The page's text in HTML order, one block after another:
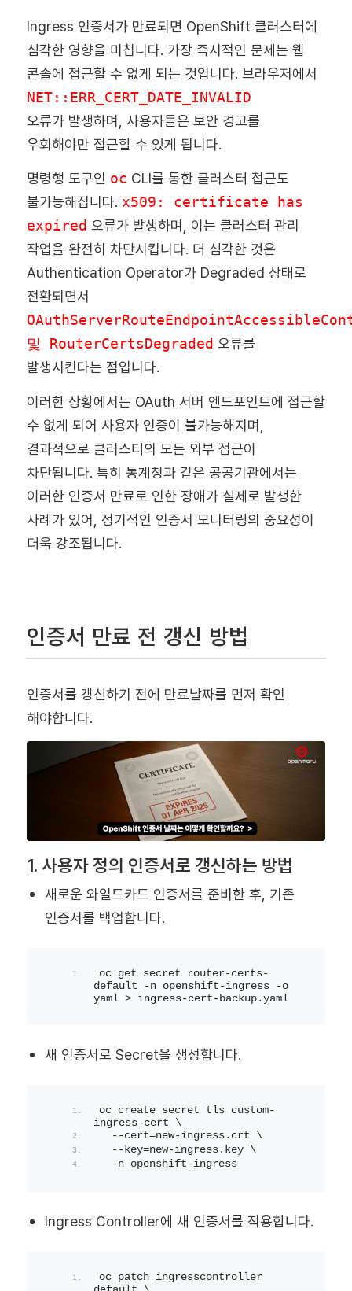
Ingress 인증서가 만료되면 OpenShift 클러스터에
심각한 영향을 미칩니다. 가장 즉시적인 문제는 웹
콘솔에 접근할 수 없게 되는 것입니다. 브라우저에서
NET::ERR_CERT_DATE_INVALID
오류가 발생하며, 사용자들은 보안 경고를
우회해야만 접근할 수 있게 됩니다.
명령행 도구인 oc CLI를 통한 클러스터 접근도
불가능해집니다. x509: certificate has
expired 오류가 발생하며, 이는 클러스터 관리
작업을 완전히 차단시킵니다. 더 심각한 것은
Authentication Operator가 Degraded 상태로
전환되면서
및 RouterCertsDegraded 오류를
발생시킨다는 점입니다.
이러한 상황에서는 OAuth 서버 엔드포인트에 접근할
수 없게 되어 사용자 인증이 불가능해지며,
결과적으로 클러스터의 모든 외부 접근이
차단됩니다. 특히 통계청과 같은 공공기관에서는
이러한 인증서 만료로 인한 장애가 실제로 발생한
사례가 있어, 정기적인 인증서 모니터링의 중요성이
더욱 강조됩니다.
인증서 만료 전 갱신 방법
인증서를 갱신하기 전에 만료날짜를 먼저 확인
해야합니다.
1. 사용자 정의 인증서로 갱신하는 방법
새로운 와일드카드 인증서를 준비한 후, 기존
인증서를 백업합니다.
oc get secret router-certs-
default -n openshift-ingress -o
yaml > ingress-cert-backup.yaml
새 인증서로 Secret을 생성합니다.
oc create secret tls custom-
ingress-cert \
  --cert=new-ingress.crt \
  --key=new-ingress.key \
  -n openshift-ingress
Ingress Controller에 새 인증서를 적용합니다.
oc patch ingresscontroller